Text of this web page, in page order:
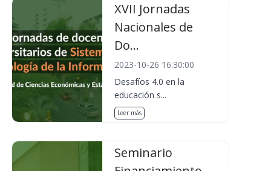
XVII Jornadas
Nacionales de
Do...
2023-10-26 16:30:00
Desafíos 4.0 en la
educación s...
Leer más
Seminario